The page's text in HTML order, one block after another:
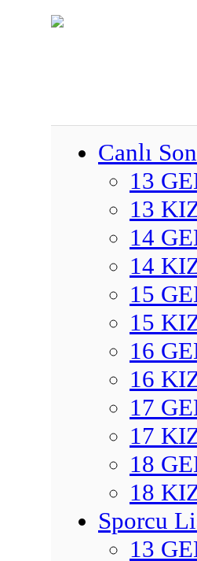
Canlı
13
13
14
14
15
15
16
16
17
17
18
18
Sporcu
13